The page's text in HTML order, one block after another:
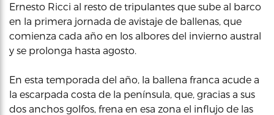
Ernesto Ricci al resto de tripulantes que sube al barco
en la primera jornada de avistaje de ballenas, que
comienza cada año en los albores del invierno austral
y se prolonga hasta agosto.
En esta temporada del año, la ballena franca acude a
la escarpada costa de la península, que, gracias a sus
dos anchos golfos, frena en esa zona el influjo de las